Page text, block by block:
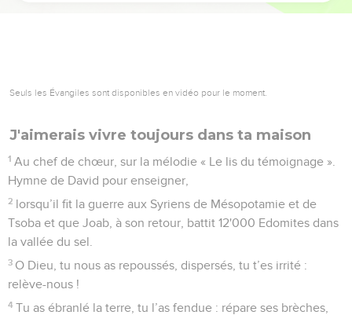
Seuls les Évangiles sont disponibles en vidéo pour le moment.
J'aimerais vivre toujours dans ta maison
1 Au chef de chœur, sur la mélodie « Le lis du témoignage ».
Hymne de David pour enseigner,
2 lorsqu’il fit la guerre aux Syriens de Mésopotamie et de
Tsoba et que Joab, à son retour, battit 12'000 Edomites dans
la vallée du sel.
3 O Dieu, tu nous as repoussés, dispersés, tu t’es irrité :
relève-nous !
4 Tu as ébranlé la terre, tu l’as fendue : répare ses brèches,